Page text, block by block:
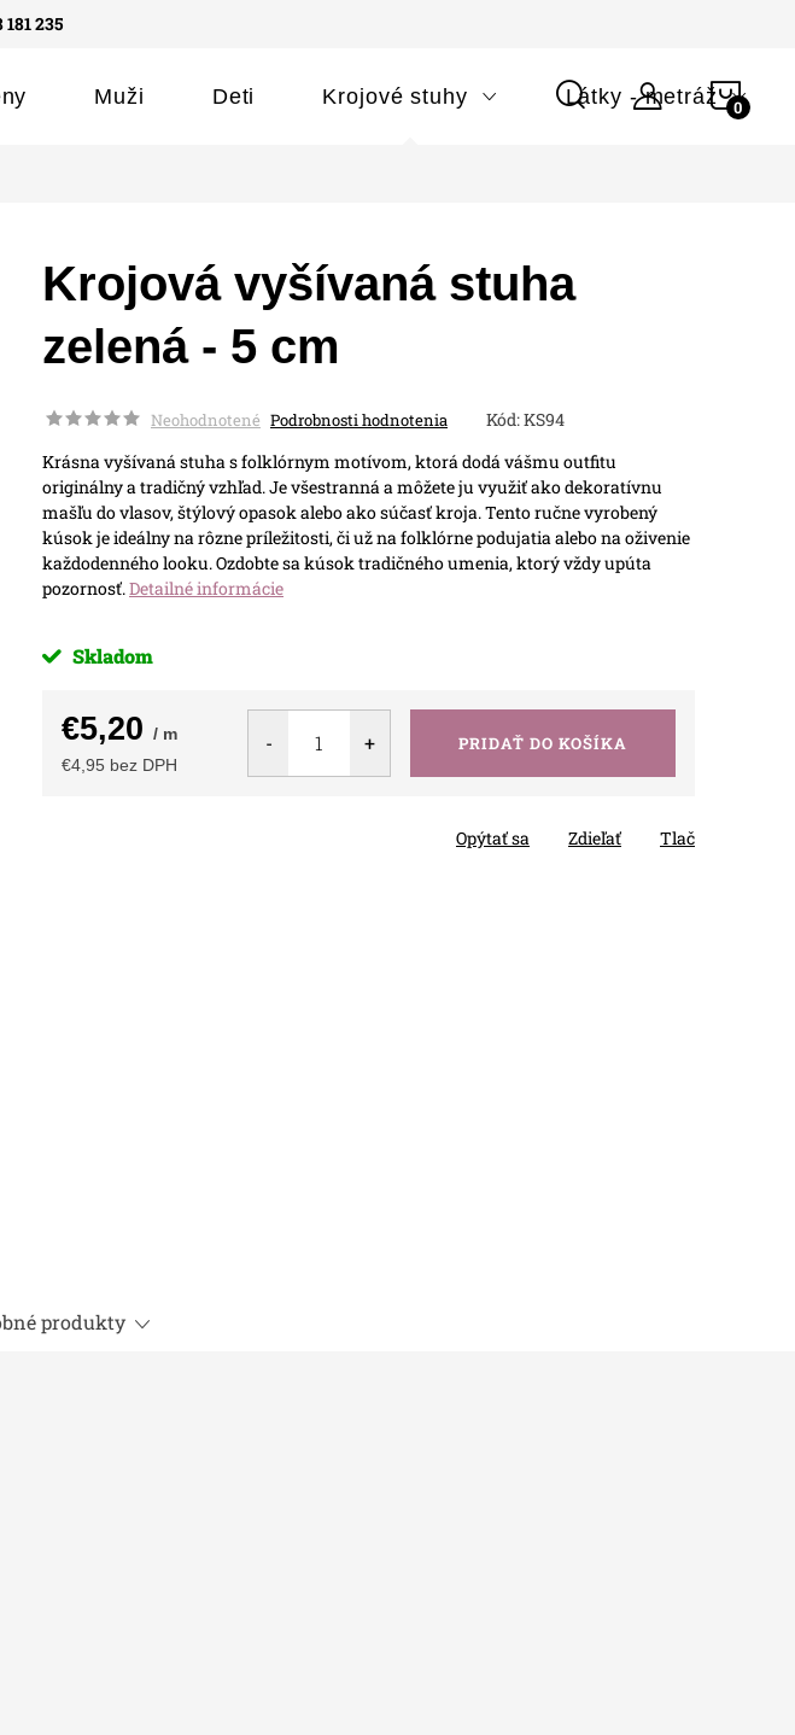
181 235
Muži Deti Krojové stuhy Látky - metráž
Krojová vyšívaná stuha
zelená - 5 cm
Neohodnotené Podrobnosti hodnotenia Kód:KS94
Krásna vyšívaná stuha s folklórnym motívom, ktorá dodá vášmu outfitu
originálny a tradičný vzhľad. Je všestranná a môžete ju využiť ako dekoratívnu
mašľu do vlasov, štýlový opasok alebo ako súčasť kroja. Tento ručne vyrobený
kúsok je ideálny na rôzne príležitosti, či už na folklórne podujatia alebo na oživenie
každodenného looku. Ozdobte sa kúsok tradičného umenia, ktorý vždy upúta
pozornosť.Detailné informácie
Skladom
€5,20 / m
€4,95 bez DPH
PRIDAŤ DO KOŠÍKA
Tlač
Opýtať sa Zdieľať
produkty